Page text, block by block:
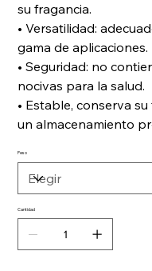
su fragancia.
• Versatilidad:
gama de aplicaciones.
• Seguridad: no
nocivas para la salud.
• Estable, conserva
un almacenamiento
Peso
Cantidad